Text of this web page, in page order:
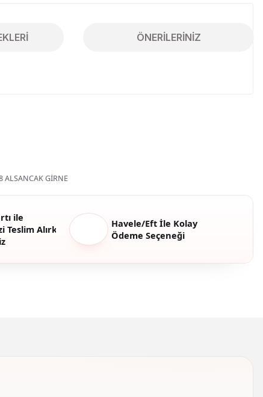
ÖNERILERINIZ
ALSANCAK GİRNE
ile
Alırken
Havele/Eft İle Kolay
Ödeme Seçeneği